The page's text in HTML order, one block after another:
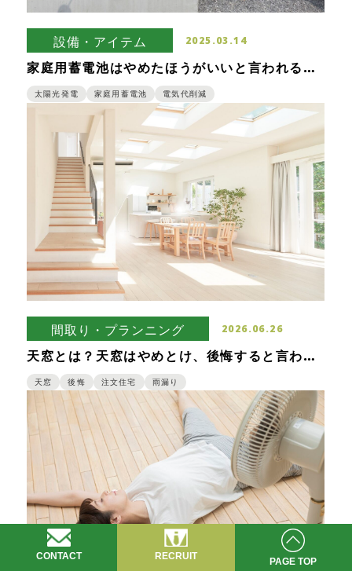
設備・アイテム 2025.03.14
家庭用蓄電池はやめたほうがいいと言われる理
由を解説します
太陽光発電 家庭用蓄電池 電気代削減
間取り・プランニング 2026.06.26
天窓とは？天窓はやめとけ、後悔すると言われ
る理由も紹介
天窓 後悔 注文住宅 雨漏り
CONTACT RECRUIT PAGE TOP